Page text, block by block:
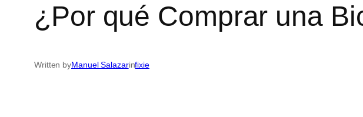
¿Por qué Comprar una
Written byManuel Salazarinfixie